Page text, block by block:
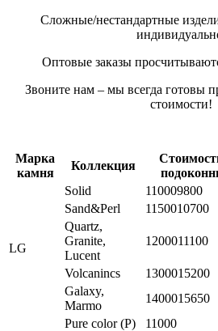
Сложные/нестандартные
Оптовые заказы
Звоните нам – мы всегда готовы
стоимости!
Марка
камня
Коллекция
LG
Solid 110009800
Sand&Perl
1150010700
Quartz,
Granite,
Lucent
1200011100
Volcanincs 1300015200
Galaxy,
Marmo
1400015650
Pure color (P)
11000